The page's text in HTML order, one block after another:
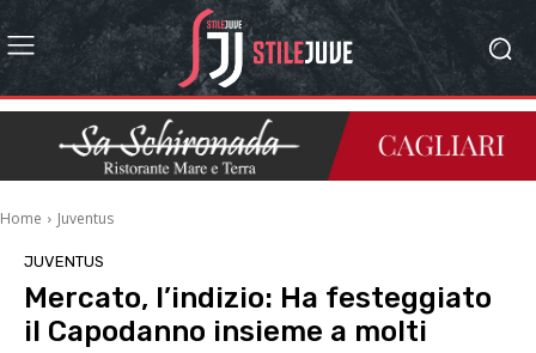
Home Juventus
JUVENTUS
Mercato, l’indizio: Ha festeggiato
il Capodanno insieme a molti